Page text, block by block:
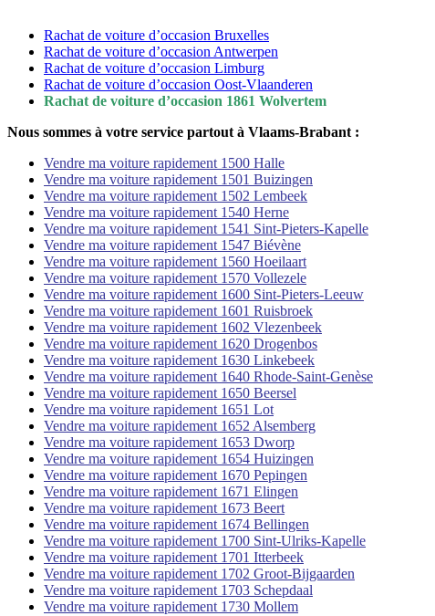
Rachat de voiture d’occasion Bruxelles
Rachat de voiture d’occasion Antwerpen
Rachat de voiture d’occasion Limburg
Rachat de voiture d’occasion Oost-Vlaanderen
Rachat de voiture d’occasion 1861 Wolvertem
Nous sommes à votre service partout à Vlaams-Brabant :
Vendre ma voiture rapidement 1500 Halle
Vendre ma voiture rapidement 1501 Buizingen
Vendre ma voiture rapidement 1502 Lembeek
Vendre ma voiture rapidement 1540 Herne
Vendre ma voiture rapidement 1541 Sint-Pieters-Kapelle
Vendre ma voiture rapidement 1547 Biévène
Vendre ma voiture rapidement 1560 Hoeilaart
Vendre ma voiture rapidement 1570 Vollezele
Vendre ma voiture rapidement 1600 Sint-Pieters-Leeuw
Vendre ma voiture rapidement 1601 Ruisbroek
Vendre ma voiture rapidement 1602 Vlezenbeek
Vendre ma voiture rapidement 1620 Drogenbos
Vendre ma voiture rapidement 1630 Linkebeek
Vendre ma voiture rapidement 1640 Rhode-Saint-Genèse
Vendre ma voiture rapidement 1650 Beersel
Vendre ma voiture rapidement 1651 Lot
Vendre ma voiture rapidement 1652 Alsemberg
Vendre ma voiture rapidement 1653 Dworp
Vendre ma voiture rapidement 1654 Huizingen
Vendre ma voiture rapidement 1670 Pepingen
Vendre ma voiture rapidement 1671 Elingen
Vendre ma voiture rapidement 1673 Beert
Vendre ma voiture rapidement 1674 Bellingen
Vendre ma voiture rapidement 1700 Sint-Ulriks-Kapelle
Vendre ma voiture rapidement 1701 Itterbeek
Vendre ma voiture rapidement 1702 Groot-Bijgaarden
Vendre ma voiture rapidement 1703 Schepdaal
Vendre ma voiture rapidement 1730 Mollem